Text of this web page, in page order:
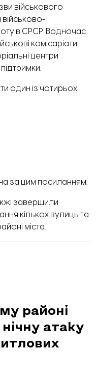
військового
військово-
в СРСР. Водночас
комісаріати
центри
один із чотирьох
за цим посиланням.
завершили
кількох вулиць та
міста.
районі
атаку